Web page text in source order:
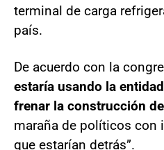
terminal de carga
país.
De acuerdo con la
estaría usando la
frenar la construcción
maraña de políticos con
que estarían detrás”.